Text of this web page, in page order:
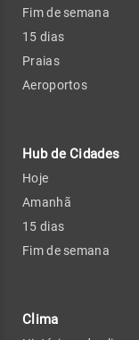
Fim de semana
15 dias
Praias
Aeroportos
Hub de Cidades
Hoje
Amanhã
15 dias
Fim de semana
Clima